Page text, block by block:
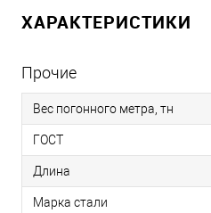
ХАРАКТЕРИСТИКИ
Прочие
Вес погонного метра, тн
ГОСТ
Длина
Марка стали